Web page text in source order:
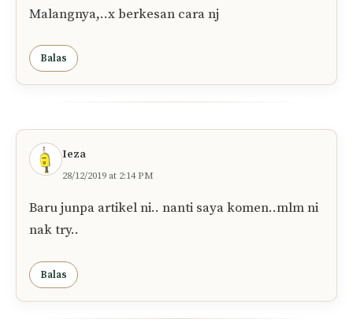
Malangnya,..x berkesan cara nj
Balas
Ieza
28/12/2019 at 2:14 PM
Baru junpa artikel ni.. nanti saya komen..mlm ni
nak try..
Balas